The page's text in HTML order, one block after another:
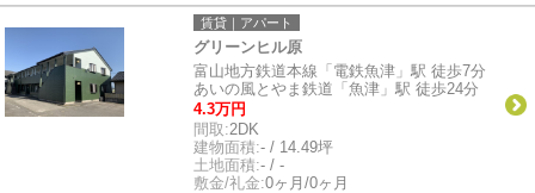
賃貸｜アパート
グリーンヒル原
富山地方鉄道本線「電鉄魚津」駅 徒歩7分
あいの風とやま鉄道「魚津」駅 徒歩24分
4.3万円
間取:2DK
建物面積:- / 14.49坪
土地面積:- / -
敷金/礼金:0ヶ月/0ヶ月